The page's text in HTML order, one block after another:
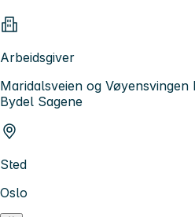
Arbeidsgiver
Maridalsveien og
Bydel Sagene
Sted
Oslo